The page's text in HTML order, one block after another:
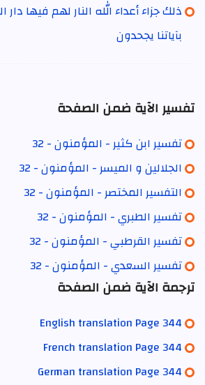
ذلك جزاء أعداء الله النار لهم فيها دار
بآياتنا يجحدون
تفسير الآية ضمن الصفحة
تفسير ابن كثير - المؤمنون - 32
الجلالين و الميسر - المؤمنون - 32
التفسير المختصر - المؤمنون - 32
تفسير الطبري - المؤمنون - 32
تفسير القرطبي - المؤمنون - 32
تفسير السعدي - المؤمنون - 32
ترجمة الآية ضمن الصفحة
English translation Page 344
French translation Page 344
German translation Page 344